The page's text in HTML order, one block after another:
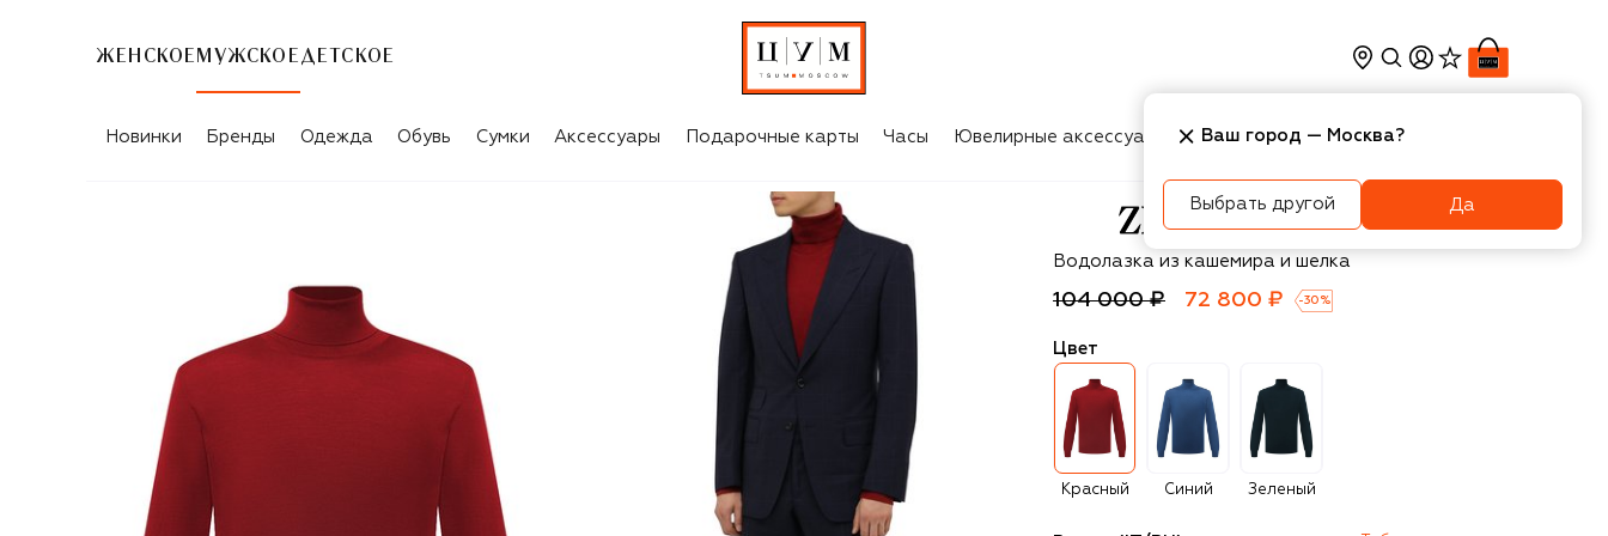
ЖЕНСКОЕ МУЖСКОЕ ДЕТСКОЕ
Новинки Бренды Одежда Обувь Сумки Аксессуары Подарочные карты Часы Ювелирные аксессуары Косметика Интерьер
Zegna
Водолазка из кашемира и шелка
104 000 ₽ 72 800 ₽ -30 %
Цвет
Красный Синий Зеленый
Ваш город — Москва?
Выбрать другой Да